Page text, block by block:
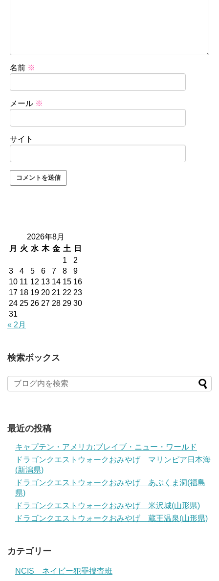
名前 ※
メール ※
サイト
2026年8月
月
火 水 木 金 土
日
1
2
3
4 5 6 7 8
9
10 11 12 13 14 15 16
17 18 19 20 21 22 23
24 25 26 27 28 29 30
31
« 2月
検索ボックス
最近の投稿
キャプテン・アメリカ:ブレイブ・ニュー・ワールド
ドラゴンクエストウォークおみやげ マリンピア日本海
(新潟県)
ドラゴンクエストウォークおみやげ あぶくま洞(福島
県)
ドラゴンクエストウォークおみやげ 米沢城(山形県)
ドラゴンクエストウォークおみやげ 蔵王温泉(山形県)
カテゴリー
NCIS ネイビー犯罪捜査班